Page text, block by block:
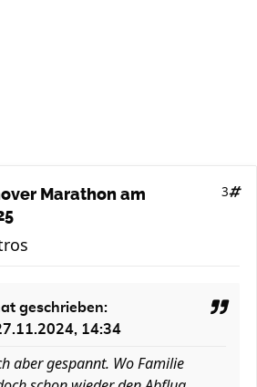
Marathon am
3
geschrieben:
14:34
aber gespannt. Wo Familie